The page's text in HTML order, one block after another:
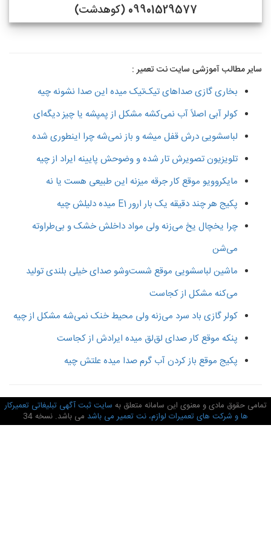
09901529577 (کوهدشت)
سایر مطالب آموزشی سایت نت تعمیر :
بخاری گازی صداهای تیک‌تیک میده این صدا نشونه چیه
کولر آبی اصلاً آب نمی‌کشه مشکل از پمپشه یا چیز دیگه‌ای
لباسشویی درش قفل میشه و باز نمی‌شه چرا اینطوری شده
تلویزیون تصویرش تار شده و وضوحش پایینه ایراد از چیه
مایکروویو موقع کار جرقه میزنه این طبیعی هست یا نه
پکیج هر چند دقیقه یک بار ارور E1 میده دلیلش چیه
چرا یخچال یخ می‌زنه ولی مواد داخلش خشک و بی‌طراوته
می‌شن
ماشین لباسشویی موقع شست‌وشو صدای خیلی بلندی تولید
می‌کنه مشکل از کجاست
کولر گازی باد سرد می‌زنه ولی محیط خنک نمی‌شه مشکل از چیه
پنکه موقع کار صدای لق‌لق میده ایرادش از کجاست
پکیج موقع باز کردن آب گرم صدا میده علتش چیه
حقوق مادی و معنوی این سامانه متعلق به سایت ثبت آگهی تبلیغاتی تعمیرکار
ها و شرکت های تعمیرات لوازم، نت تعمیر می باشدمی باشد. نسخه 34